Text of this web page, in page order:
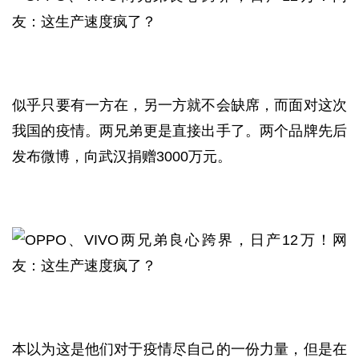
似乎只要有一方在，另一方就不会缺席，而面对这次
我国的疫情。两兄弟更是直接出手了。两个品牌先后
发布微博，向武汉捐赠3000万元。
本以为这是他们对于疫情尽自己的一份力量，但是在